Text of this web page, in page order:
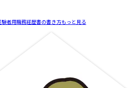
験者用職務経歴書の書き方もっと見る